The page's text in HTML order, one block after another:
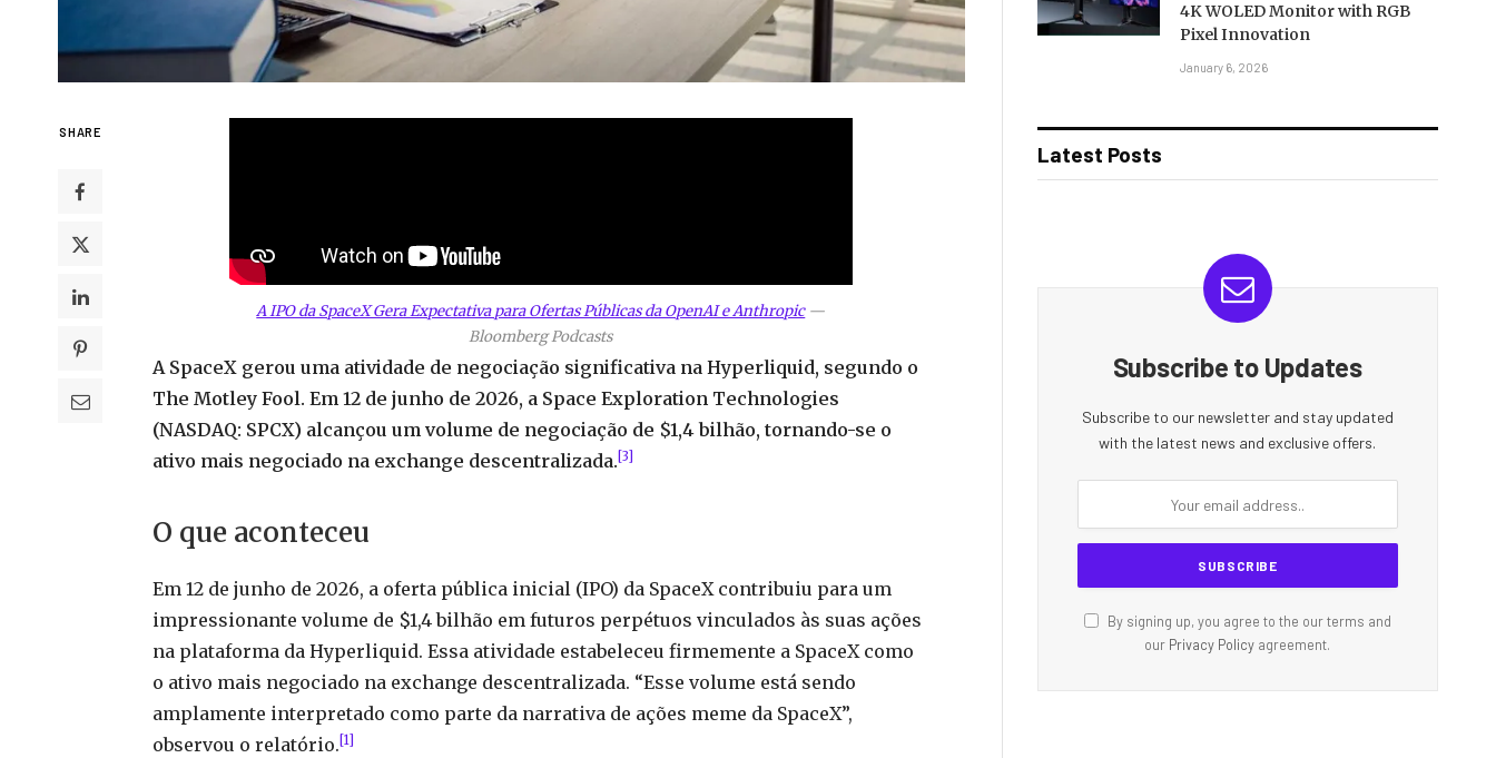
SHARE
A IPO da SpaceX Gera Expectativa para Ofertas Públicas da OpenAI e Anthropic—
Bloomberg Podcasts
A SpaceX gerou uma atividade de negociação significativa na Hyperliquid, segundo o
The Motley Fool. Em 12 de junho de 2026, a Space Exploration Technologies
(NASDAQ: SPCX) alcançou um volume de negociação de $1,4 bilhão, tornando-se o
ativo mais negociado na exchange descentralizada. [3]
O que aconteceu
Em 12 de junho de 2026, a oferta pública inicial (IPO) da SpaceX contribuiu para um
impressionante volume de $1,4 bilhão em futuros perpétuos vinculados às suas ações
na plataforma da Hyperliquid. Essa atividade estabeleceu firmemente a SpaceX como
o ativo mais negociado na exchange descentralizada. “Esse volume está sendo
amplamente interpretado como parte da narrativa de ações meme da SpaceX”,
observou o relatório.[1]
4K WOLED Monitor with RGB
Pixel Innovation
January 6, 2026
Latest Posts
Subscribe to Updates
Subscribe to our newsletter and stay updated
with the latest news and exclusive offers.
By signing up, you agree to the our terms and
our Privacy Policy agreement.